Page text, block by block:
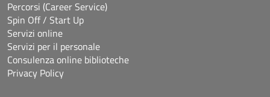
Percorsi (Career Service)
Spin Off / Start Up
Servizi online
Servizi per il personale
Consulenza online biblioteche
Privacy Policy